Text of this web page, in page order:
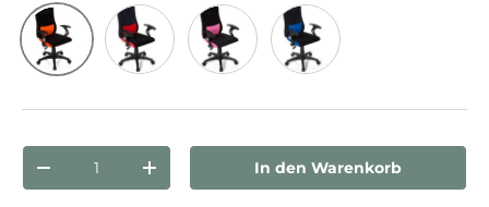
Schwarz/Orange
Anzahl
Menge verringernMenge erhöhenIn den Warenkorb